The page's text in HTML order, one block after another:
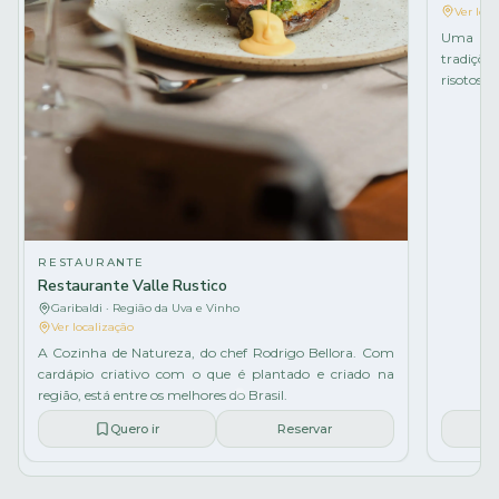
RESTAURANTE
Restaurante Valle Rustico
Garibaldi · Região da Uva e Vinho
Ver localização
A Cozinha de Natureza, do chef Rodrigo Bellora. Com
cardápio criativo com o que é plantado e criado na
região, está entre os melhores do Brasil.
Quero ir Reservar
Ver
Uma
risotos,